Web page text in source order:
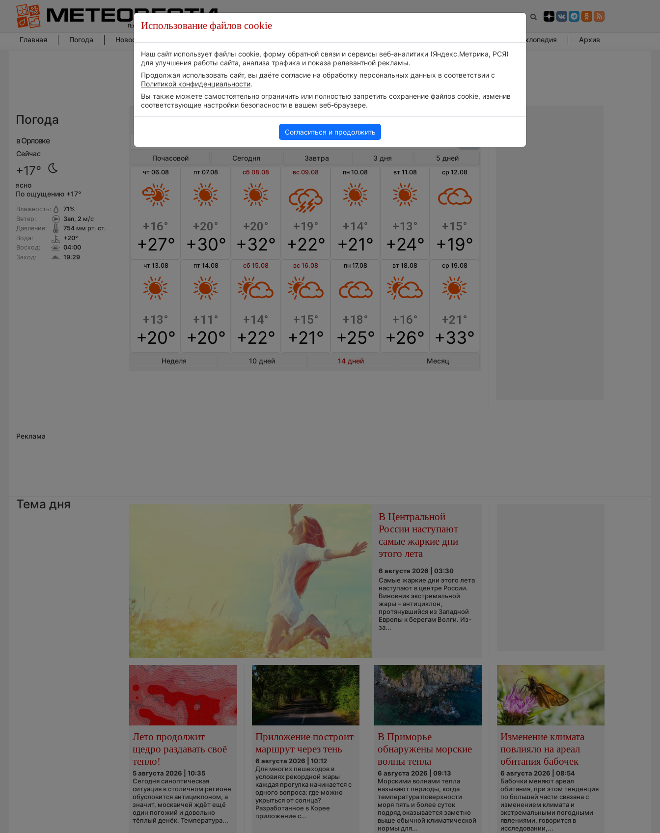
Главная Погода Новости погоды Энциклопедия Архив
Погода
в Орловке
Сейчас
+17°
ясно
По ощущению +17°
Влажность:
Ветер:
Давление:
Вода:
Восход:
Заход:
71%
Зап, 2 м/с
754мм рт. ст.
+20°
04:00
19:29
Погода в Орловке на 14 дней
Почасовой Сегодня Завтра 3 дня 5 дней
чт 06.08
+16°
+27°
пт 07.08
+20°
+30°
сб 08.08
+20°
+32°
вс 09.08
+19°
+22°
пн 10.08
+14°
+21°
вт 11.08
+13°
+24°
ср 12.08
+15°
+19°
чт 13.08
+13°
+20°
пт 14.08
+11°
+20°
сб 15.08
+14°
+22°
вс 16.08
+15°
+21°
пн 17.08
+18°
+25°
вт 18.08
+16°
+26°
ср 19.08
+21°
+33°
Неделя 10 дней 14 дней Месяц
Реклама
Тема дня
В Центральной
России наступают
самые жаркие дни
этого лета
6 августа 2026 | 03:30
Самые жаркие дни этого лета
наступают в центре России.
Виновник экстремальной
жары – антициклон,
протянувшийся из Западной
Европы к берегам Волги. Из-
за...
Лето продолжит
щедро раздавать своё
тепло!
5 августа 2026 | 10:35
Сегодня синоптическая
ситуация в столичном регионе
обусловится антициклоном, а
значит, москвичей ждёт ещё
один погожий и довольно
тёплый денёк. Температура...
Приложение построит
маршрут через тень
6 августа 2026 | 10:12
Для многих пешеходов в
условиях рекордной жары
каждая прогулка начинается с
одного вопроса: где можно
укрыться от солнца?
Разработанное в Корее
приложение с...
В Приморье
обнаружены морские
волны тепла
6 августа 2026 | 09:13
Морскими волнами тепла
называют периоды, когда
температура поверхности
моря пять и более суток
подряд оказывается заметно
выше обычной климатической
нормы для...
Изменение климата
повлияло на ареал
обитания бабочек
6 августа 2026 | 08:54
Бабочки меняют ареал
обитания, при этом тенденция
по большей части связана с
изменением климата и
экстремальными погодными
явлениями, говорится в
исследовании,...
Использование файлов cookie
Наш сайт использует файлы cookie, форму обратной связи и сервисы веб-аналитики (Яндекс.Метрика, РСЯ)
для улучшения работы сайта, анализа трафика и показа релевантной рекламы.
Продолжая использовать сайт, вы даёте согласие на обработку персональных данных в соответствии с
Политикой конфиденциальности.
Вы также можете самостоятельно ограничить или полностью запретить сохранение файлов cookie, изменив
соответствующие настройки безопасности в вашем веб-браузере.
Согласиться и продолжить